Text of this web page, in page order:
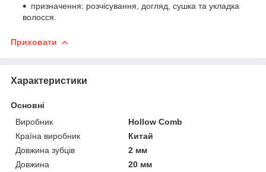
призначення: розчісування, догляд, сушка та укладка
волосся.
Приховати
Характеристики
Основні
Виробник
Hollow Comb
Країна виробник
Китай
Довжина зубців
2 мм
Довжина
20 мм